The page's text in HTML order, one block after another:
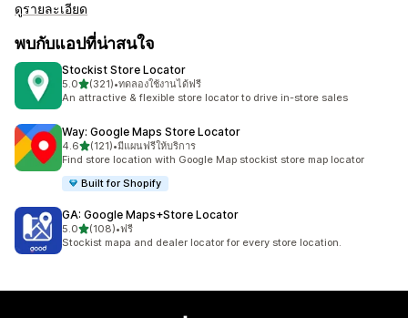
ดูรายละเอียด
พบกับแอปที่น่าสนใจ
Stockist Store Locator
5.0เต็ม 5 ดาว
(321)
ทั้งหมด 321 รีวิว
•ทดลองใช้งานได้ฟรี
An attractive & flexible store locator to drive in-store sales
Way: Google Maps Store Locator
4.6เต็ม 5 ดาว
(121)
ทั้งหมด 121 รีวิว
•มีแผนฟรีให้บริการ
Find store location with Google Map stockist store map locator
Built for Shopify
GA: Google Maps+Store Locator
5.0เต็ม 5 ดาว
(108)
ทั้งหมด 108 รีวิว
•ฟรี
Stockist mapa and dealer locator for every store location.